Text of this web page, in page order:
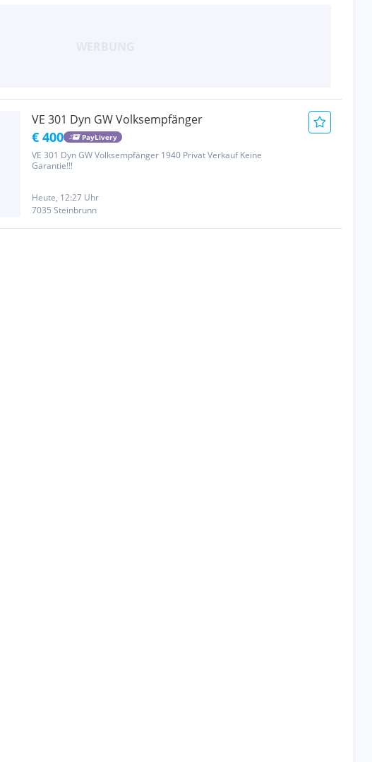
VE 301 Dyn GW Volksempfänger
€ 400 PayLivery
VE 301 Dyn GW Volksempfänger 1940 Privat Verkauf Keine
Garantie!!!
Heute, 12:27 Uhr
7035 Steinbrunn